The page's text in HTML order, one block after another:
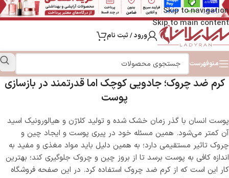
Skip to navigation
Skip to main content
ورود / ثبت نام
منوفهرست
کرم ضد چروک؛ جادویی کوچک اما قدرتمند در بازسازی
پوست
پوست انسان با گذر زمان خشک شده و تولید کلاژن و هیالورونیک اسید
آن کمتر می‌شود. همین مسئله خود در پیری پوست و ایجاد چین و
چروک تاثیر مستقیمی دارد؛ به همین دلیل باید مواد مغذی و مفید به
اندازه کافی به پوست برسد تا از بروز چین و چروک جلوگیری کند؛ بهترین
کار این است که از کرم ضد چروک استفاده کرد. در این صفحه فروشگاه